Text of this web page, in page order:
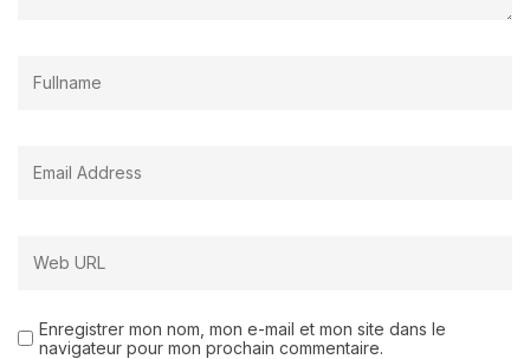
Enregistrer mon nom, mon e-mail et mon site dans le
navigateur pour mon prochain commentaire.